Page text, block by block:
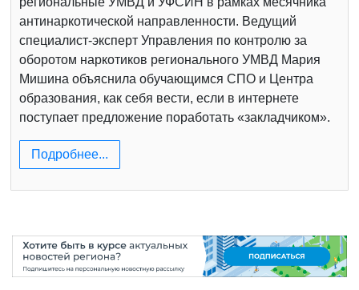
антинаркотической направленности. Ведущий
специалист-эксперт Управления по контролю за
оборотом наркотиков регионального УМВД Мария
Мишина объяснила обучающимся СПО и Центра
образования, как себя вести, если в интернете
поступает предложение поработать «закладчиком».
Подробнее...